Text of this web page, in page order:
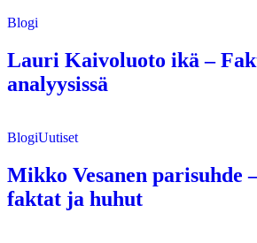
Blogi
Lauri Kaivoluoto ikä –
analyysissä
BlogiUutiset
Mikko Vesanen parisuhde
faktat ja huhut